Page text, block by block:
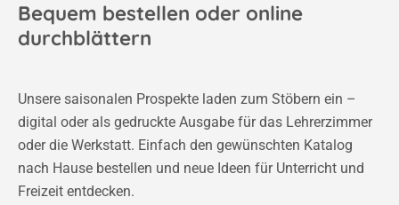
Bequem bestellen oder online
durchblättern
Unsere saisonalen Prospekte laden zum Stöbern ein –
digital oder als gedruckte Ausgabe für das Lehrerzimmer
oder die Werkstatt. Einfach den gewünschten Katalog
nach Hause bestellen und neue Ideen für Unterricht und
Freizeit entdecken.